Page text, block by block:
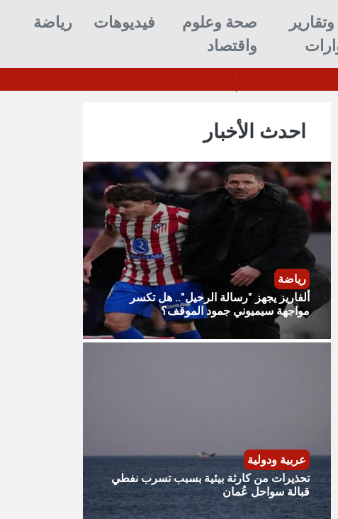
وتقارير
صحة وعلوم
واقتصاد
فيديوهات رياضة
احدث الأخبار
رياضة
ألفاريز يجهز "رسالة الرحيل".. هل تكسر
مواجهة سيميوني جمود الموقف؟
عربية ودولية
تحذيرات من كارثة بيئية بسبب تسرب نفطي
قبالة سواحل عُمان